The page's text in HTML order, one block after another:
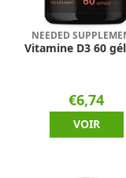
NEEDED
Vitamine D3 60
€6,74
VOIR